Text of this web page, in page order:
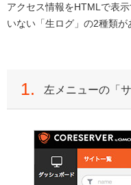
アクセス情報をHTMLで表
いない「生ログ」の2種類が
1. 左メニューの「